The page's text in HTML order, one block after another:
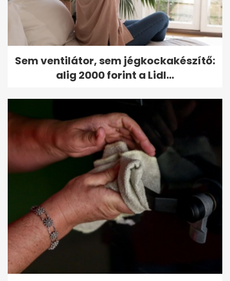
Sem ventilátor, sem jégkockakészítő:
alig 2000 forint a Lidl...